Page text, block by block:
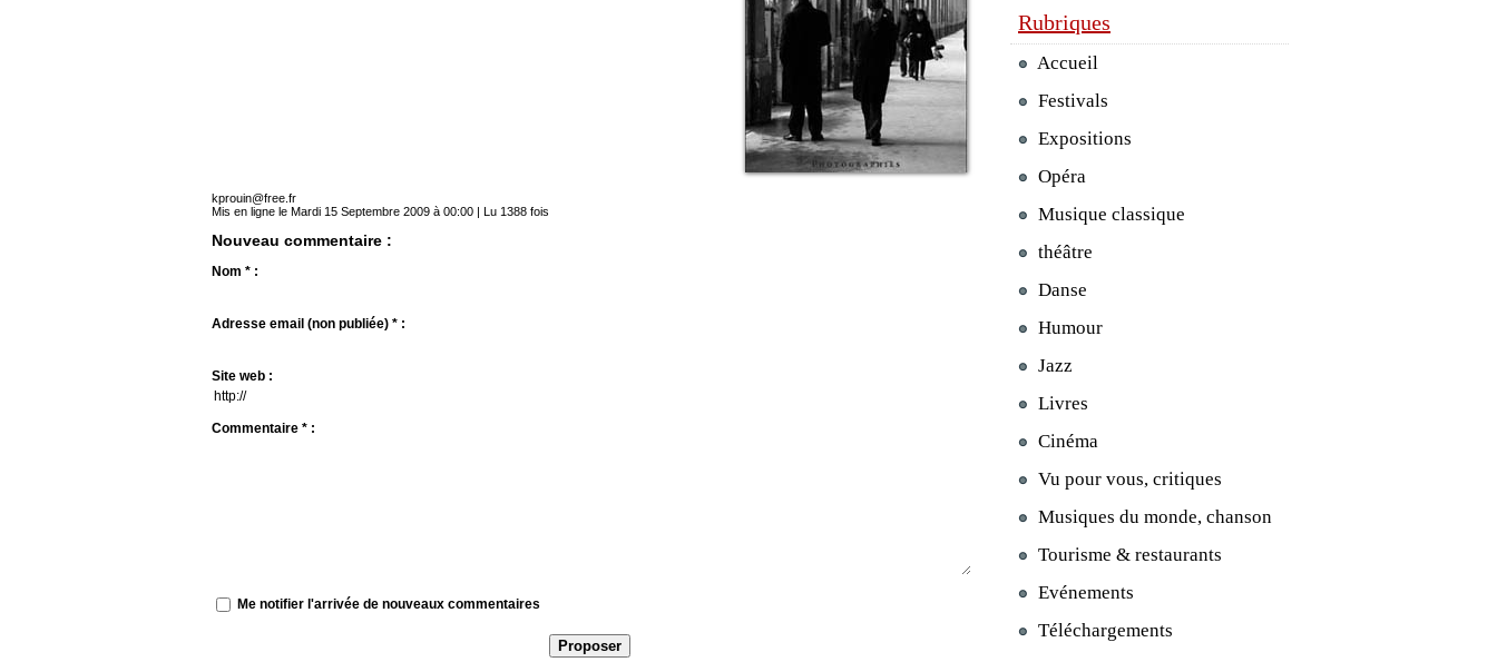
kprouin@free.fr
Mis en ligne le Mardi 15 Septembre 2009 à 00:00 | Lu 1388 fois
Nouveau commentaire :
Nom * :
Adresse email (non publiée) * :
Site web :
Commentaire * :
Me notifier l'arrivée de nouveaux commentaires
Rubriques
Accueil
Festivals
Expositions
Opéra
Musique classique
théâtre
Danse
Humour
Jazz
Livres
Cinéma
Vu pour vous, critiques
Musiques du monde, chanson
Tourisme & restaurants
Evénements
Téléchargements